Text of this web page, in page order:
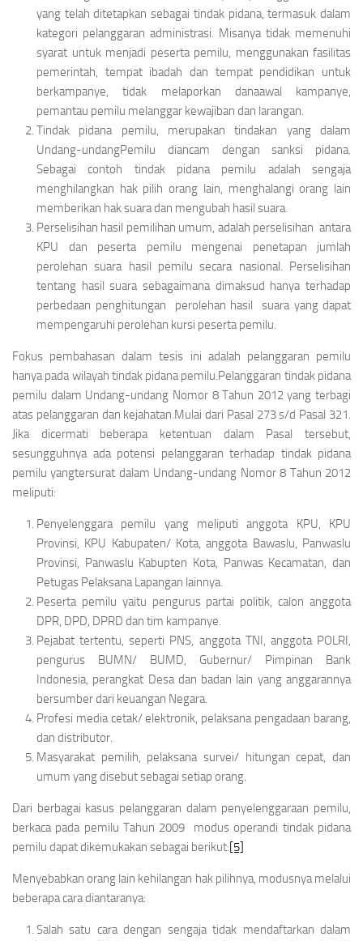
yang telah ditetapkan sebagai tindak pidana, termasuk dalam
kategori pelanggaran administrasi. Misanya tidak memenuhi
syarat untuk menjadi peserta pemilu, menggunakan fasilitas
pemerintah, tempat ibadah dan tempat pendidikan untuk
berkampanye, tidak melaporkan danaawal kampanye,
pemantau pemilu melanggar kewajiban dan larangan.
Tindak pidana pemilu, merupakan tindakan yang dalam
Undang-undangPemilu diancam dengan sanksi pidana.
Sebagai contoh tindak pidana pemilu adalah sengaja
menghilangkan hak pilih orang lain, menghalangi orang lain
memberikan hak suara dan mengubah hasil suara.
Perselisihan hasil pemilihan umum, adalah perselisihan antara
KPU dan peserta pemilu mengenai penetapan jumlah
perolehan suara hasil pemilu secara nasional. Perselisihan
tentang hasil suara sebagaimana dimaksud hanya terhadap
perbedaan penghitungan perolehan hasil suara yang dapat
mempengaruhi perolehan kursi peserta pemilu.
Fokus pembahasan dalam tesis ini adalah pelanggaran pemilu
hanya pada wilayah tindak pidana pemilu.Pelanggaran tindak pidana
pemilu dalam Undang-undang Nomor 8 Tahun 2012 yang terbagi
atas pelanggaran dan kejahatan.Mulai dari Pasal 273 s/d Pasal 321.
Jika dicermati beberapa ketentuan dalam Pasal tersebut,
sesungguhnya ada potensi pelanggaran terhadap tindak pidana
pemilu yangtersurat dalam Undang-undang Nomor 8 Tahun 2012
meliputi:
Penyelenggara pemilu yang meliputi anggota KPU, KPU
Provinsi, KPU Kabupaten/ Kota, anggota Bawaslu, Panwaslu
Provinsi, Panwaslu Kabupten Kota, Panwas Kecamatan, dan
Petugas Pelaksana Lapangan lainnya.
Peserta pemilu yaitu pengurus partai politik, calon anggota
DPR, DPD, DPRD dan tim kampanye.
Pejabat tertentu, seperti PNS, anggota TNI, anggota POLRI,
pengurus BUMN/ BUMD, Gubernur/ Pimpinan Bank
Indonesia, perangkat Desa dan badan lain yang anggarannya
bersumber dari keuangan Negara.
Profesi media cetak/ elektronik, pelaksana pengadaan barang,
dan distributor.
Masyarakat pemilih, pelaksana survei/ hitungan cepat, dan
umum yang disebut sebagai setiap orang.
Dari berbagai kasus pelanggaran dalam penyelenggaraan pemilu,
berkaca pada pemilu Tahun 2009 modus operandi tindak pidana
pemilu dapat dikemukakan sebagai berikut:[5]
Menyebabkan orang lain kehilangan hak pilihnya, modusnya melalui
beberapa cara diantaranya:
Salah satu cara dengan sengaja tidak mendaftarkan dalam